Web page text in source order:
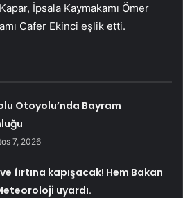
İpsala Kaymakamı Ömer
Cafer Ekinci eşlik etti.
Otoyolu’nda Bayram
7, 2026
fırtına kapışacak! Hem Bakan
uyardı.